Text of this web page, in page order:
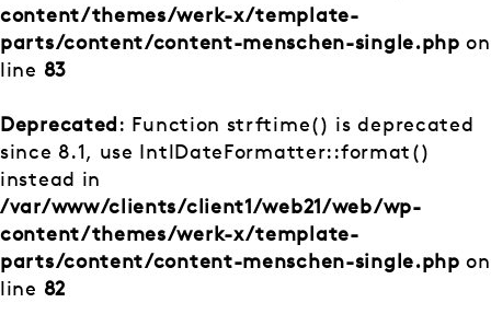
content/themes/werk-x/template-
parts/content/content-menschen-single.php on
line 83
Deprecated: Function strftime() is deprecated
since 8.1, use IntlDateFormatter::format()
instead in
/var/www/clients/client1/web21/web/wp-
content/themes/werk-x/template-
parts/content/content-menschen-single.php on
line 82